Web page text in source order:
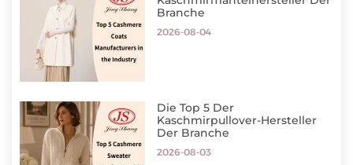
Branche
2026-08-04
Die Top 5 Der
Kaschmirpullover-Hersteller
Der Branche
2026-08-03